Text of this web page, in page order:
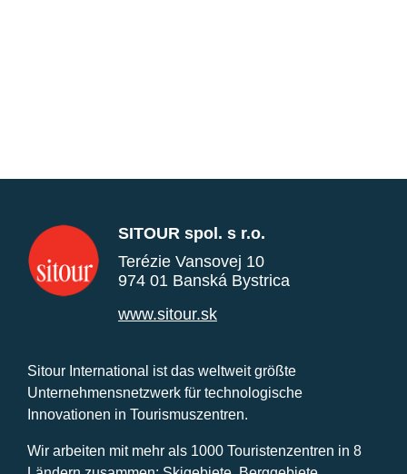
SITOUR spol. s r.o.
Terézie Vansovej 10
974 01 Banská Bystrica
www.sitour.sk
Sitour International ist das weltweit größte
Unternehmensnetzwerk für technologische
Innovationen in Tourismuszentren.
Wir arbeiten mit mehr als 1000 Touristenzentren in 8